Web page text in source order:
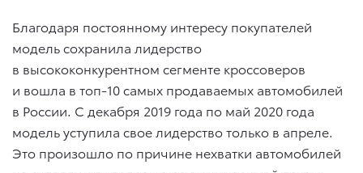
Благодаря постоянному интересу покупателей
модель сохранила лидерство
в высококонкурентном сегменте кроссоверов
и вошла в топ-10 самых продаваемых автомобилей
в России. С декабря 2019 года по май 2020 года
модель уступила свое лидерство только в апреле.
Это произошло по причине нехватки автомобилей